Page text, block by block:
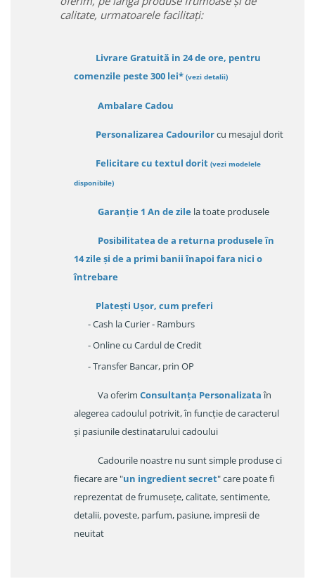
calitate, urmatoarele facilitați:
Livrare Gratuită in 24 de ore, pentru
comenzile peste 300 lei* (vezi detalii)
Ambalare Cadou
Personalizarea Cadourilorcu mesajul dorit
Felicitare cu textul dorit (vezi modelele
disponibile)
Garanție 1 An de zile la toate produsele
Posibilitatea de a returna produsele în
14 zileși de a primi banii înapoi fara nici o
întrebare
Platești Ușor, cum preferi
- Cash la Curier - Ramburs
- Online cu Cardul de Credit
- Transfer Bancar, prin OP
Va oferim Consultanța Personalizataîn
alegerea cadoulul potrivit, în funcție de caracterul
și pasiunile destinatarului cadoului
Cadourile noastre nu sunt simple produse ci
fiecare are "un ingredient secret" care poate fi
reprezentat de frumusețe, calitate, sentimente,
detalii, poveste, parfum, pasiune, impresii de
neuitat